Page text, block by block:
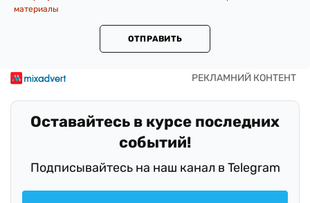
материалы
ОТПРАВИТЬ
Оставайтесь в курсе последних
событий!
Подписывайтесь на наш канал в Telegram